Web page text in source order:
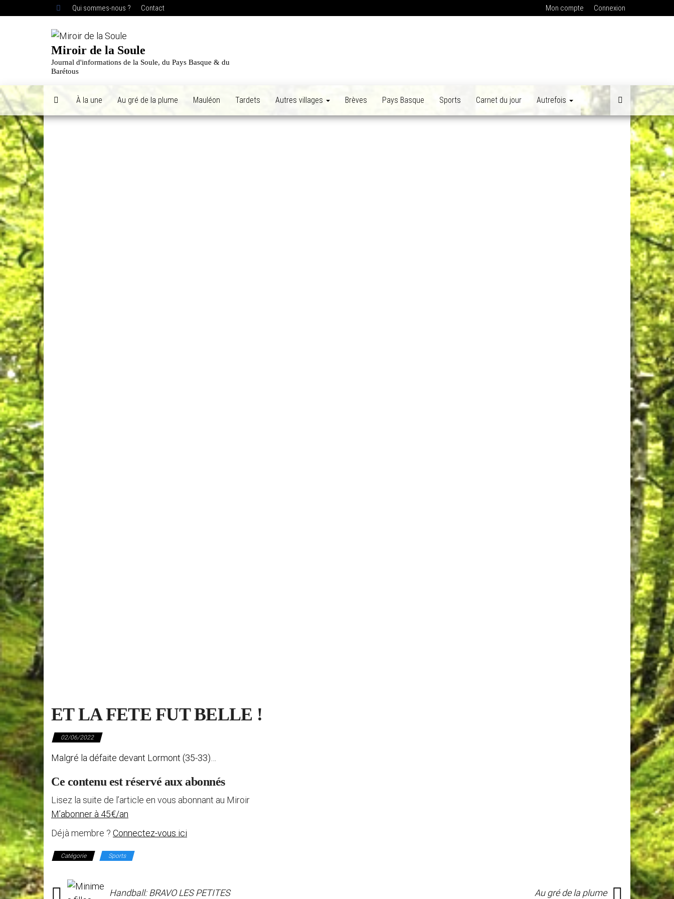
Qui sommes-nous ? Contact Mon compte Connexion
Miroir de la Soule
Journal d'informations de la Soule, du Pays Basque & du
Barétous
À la une Au gré de la plume Mauléon Tardets Autres villages Brèves Pays Basque Sports Carnet du jour Autrefois
ET LA FETE FUT BELLE !
02/06/2022
Malgré la défaite devant Lormont (35-33)…
Ce contenu est réservé aux abonnés
Lisez la suite de l’article en vous abonnant au Miroir
M’abonner à 45€/an
Déjà membre ? Connectez-vous ici
Catégorie Sports
Handball: BRAVO LES PETITES Au gré de la plume